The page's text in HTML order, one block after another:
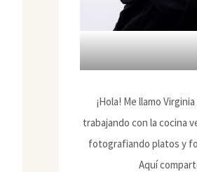
¡Hola! Me llamo
trabajando con la cocina
fotografiando platos y
Aquí